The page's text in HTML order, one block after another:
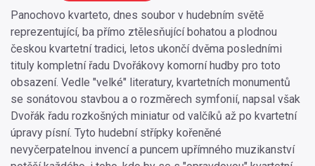
Panochovo kvarteto, dnes soubor v hudebním světě
reprezentující, ba přímo ztělesňující bohatou a plodnou
českou kvartetní tradici, letos ukončí dvěma posledními
tituly kompletní řadu Dvořákovy komorní hudby pro toto
obsazení. Vedle "velké" literatury, kvartetních monumentů
se sonátovou stavbou a o rozměrech symfonií, napsal však
Dvořák řadu rozkošných miniatur od valčíků až po kvartetní
úpravy písní. Tyto hudební střípky kořeněné
nevyčerpatelnou invencí a puncem upřímného muzikanství